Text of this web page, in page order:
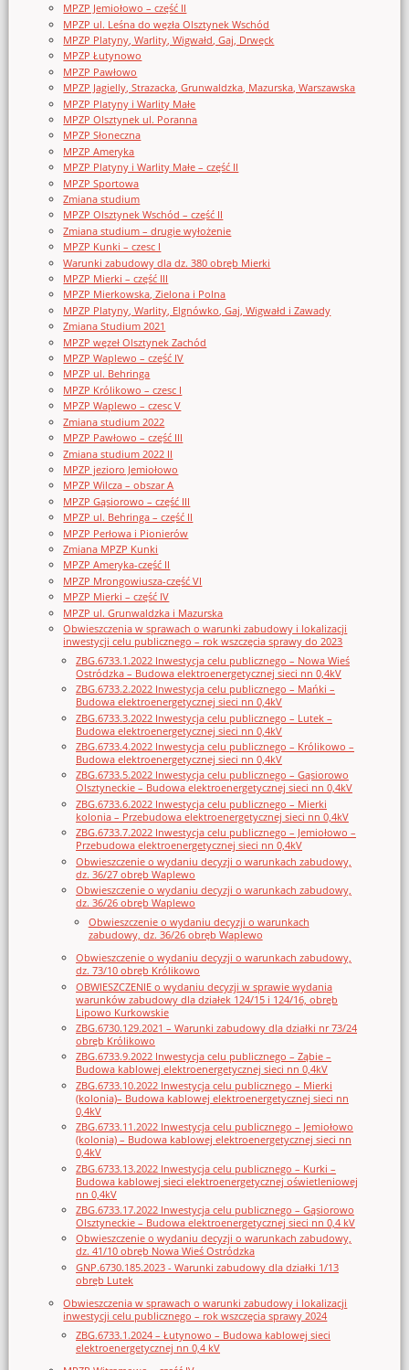
MPZP Jemiołowo – część II
MPZP ul. Leśna do węzła Olsztynek Wschód
MPZP Platyny, Warlity, Wigwałd, Gaj, Drwęck
MPZP Łutynowo
MPZP Pawłowo
MPZP Jagielly, Strazacka, Grunwaldzka, Mazurska, Warszawska
MPZP Platyny i Warlity Małe
MPZP Olsztynek ul. Poranna
MPZP Słoneczna
MPZP Ameryka
MPZP Platyny i Warlity Małe – część II
MPZP Sportowa
Zmiana studium
MPZP Olsztynek Wschód – część II
Zmiana studium – drugie wyłożenie
MPZP Kunki – czesc I
Warunki zabudowy dla dz. 380 obręb Mierki
MPZP Mierki – część III
MPZP Mierkowska, Zielona i Polna
MPZP Platyny, Warlity, Elgnówko, Gaj, Wigwałd i Zawady
Zmiana Studium 2021
MPZP węzeł Olsztynek Zachód
MPZP Waplewo – część IV
MPZP ul. Behringa
MPZP Królikowo – czesc I
MPZP Waplewo – czesc V
Zmiana studium 2022
MPZP Pawłowo – część III
Zmiana studium 2022 II
MPZP jezioro Jemiołowo
MPZP Wilcza – obszar A
MPZP Gąsiorowo – część III
MPZP ul. Behringa – część II
MPZP Perłowa i Pionierów
Zmiana MPZP Kunki
MPZP Ameryka-część II
MPZP Mrongowiusza-część VI
MPZP Mierki – część IV
MPZP ul. Grunwaldzka i Mazurska
Obwieszczenia w sprawach o warunki zabudowy i lokalizacji
inwestycji celu publicznego – rok wszczęcia sprawy do 2023
ZBG.6733.1.2022 Inwestycja celu publicznego – Nowa Wieś
Ostródzka – Budowa elektroenergetycznej sieci nn 0,4kV
ZBG.6733.2.2022 Inwestycja celu publicznego – Mańki –
Budowa elektroenergetycznej sieci nn 0,4kV
ZBG.6733.3.2022 Inwestycja celu publicznego – Lutek –
Budowa elektroenergetycznej sieci nn 0,4kV
ZBG.6733.4.2022 Inwestycja celu publicznego – Królikowo –
Budowa elektroenergetycznej sieci nn 0,4kV
ZBG.6733.5.2022 Inwestycja celu publicznego – Gąsiorowo
Olsztyneckie – Budowa elektroenergetycznej sieci nn 0,4kV
ZBG.6733.6.2022 Inwestycja celu publicznego – Mierki
kolonia – Przebudowa elektroenergetycznej sieci nn 0,4kV
ZBG.6733.7.2022 Inwestycja celu publicznego – Jemiołowo –
Przebudowa elektroenergetycznej sieci nn 0,4kV
Obwieszczenie o wydaniu decyzji o warunkach zabudowy,
dz. 36/27 obręb Waplewo
Obwieszczenie o wydaniu decyzji o warunkach zabudowy,
dz. 36/26 obręb Waplewo
Obwieszczenie o wydaniu decyzji o warunkach
zabudowy, dz. 36/26 obręb Waplewo
Obwieszczenie o wydaniu decyzji o warunkach zabudowy,
dz. 73/10 obręb Królikowo
OBWIESZCZENIE o wydaniu decyzji w sprawie wydania
warunków zabudowy dla działek 124/15 i 124/16, obręb
Lipowo Kurkowskie
ZBG.6730.129.2021 – Warunki zabudowy dla działki nr 73/24
obręb Królikowo
ZBG.6733.9.2022 Inwestycja celu publicznego – Ząbie –
Budowa kablowej elektroenergetycznej sieci nn 0,4kV
ZBG.6733.10.2022 Inwestycja celu publicznego – Mierki
(kolonia)– Budowa kablowej elektroenergetycznej sieci nn
0,4kV
ZBG.6733.11.2022 Inwestycja celu publicznego – Jemiołowo
(kolonia) – Budowa kablowej elektroenergetycznej sieci nn
0,4kV
ZBG.6733.13.2022 Inwestycja celu publicznego – Kurki –
Budowa kablowej sieci elektroenergetycznej oświetleniowej
nn 0,4kV
ZBG.6733.17.2022 Inwestycja celu publicznego – Gąsiorowo
Olsztyneckie – Budowa elektroenergetycznej sieci nn 0,4 kV
Obwieszczenie o wydaniu decyzji o warunkach zabudowy,
dz. 41/10 obręb Nowa Wieś Ostródzka
GNP.6730.185.2023 - Warunki zabudowy dla działki 1/13
obręb Lutek
Obwieszczenia w sprawach o warunki zabudowy i lokalizacji
inwestycji celu publicznego – rok wszczęcia sprawy 2024
ZBG.6733.1.2024 – Łutynowo – Budowa kablowej sieci
elektroenergetycznej nn 0,4 kV